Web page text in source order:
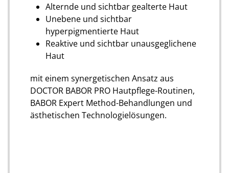
Alternde und sichtbar gealterte Haut
Unebene und sichtbar
hyperpigmentierte Haut
Reaktive und sichtbar unausgeglichene
Haut
mit einem synergetischen Ansatz aus
DOCTOR BABOR PRO Hautpflege-Routinen,
BABOR Expert Method-Behandlungen und
ästhetischen Technologielösungen.